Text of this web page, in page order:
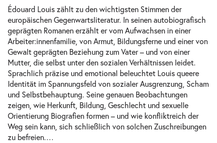
Anleitung ein anderer zu werden-
Do.
15.04.2027
Do. 15.04.2027
19:30 Uhr
Tickets
Anleitung ein anderer zu werden-
Sa.
24.04.2027
Sa. 24.04.2027
19:30 Uhr
Tickets
Édouard Louis zählt zu den wichtigsten Stimmen der
europäischen Gegenwartsliteratur. In seinen autobiografisch
geprägten Romanen erzählt er vom Aufwachsen in einer
Arbeiter:innenfamilie, von Armut, Bildungsferne und einer von
Gewalt geprägten Beziehung zum Vater – und von einer
Mutter, die selbst unter den sozialen Verhältnissen leidet.
Sprachlich präzise und emotional beleuchtet Louis queere
Identität im Spannungsfeld von sozialer Ausgrenzung, Scham
und Selbstbehauptung. Seine genauen Beobachtungen
zeigen, wie Herkunft, Bildung, Geschlecht und sexuelle
Orientierung Biografien formen – und wie konfliktreich der
Weg sein kann, sich schließlich von solchen Zuschreibungen
zu befreien.…